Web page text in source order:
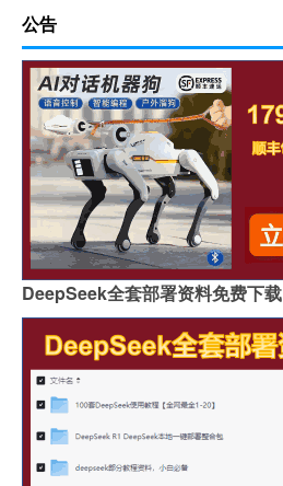
公告
DeepSeek全套部署资料免费下载